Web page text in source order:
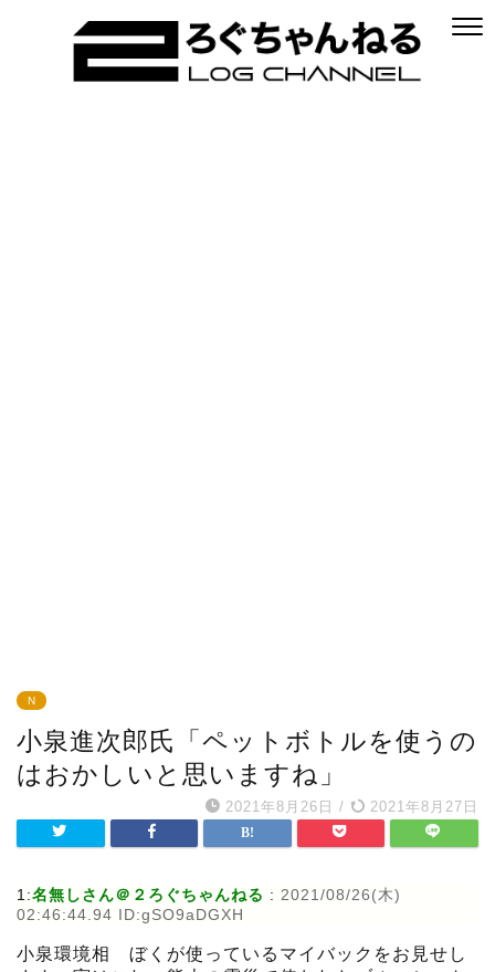
N
小泉進次郎氏「ペットボトルを使うの
はおかしいと思いますね」
2021年8月26日 / 2021年8月27日
1:名無しさん＠２ろぐちゃんねる : 2021/08/26(木)
02:46:44.94 ID:gSO9aDGXH
小泉環境相 ぼくが使っているマイバックをお見せし